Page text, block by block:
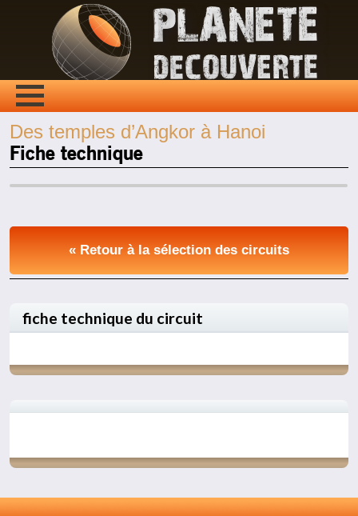
Des temples d’Angkor à Hanoi
Fiche technique
« Retour à la sélection des circuits
fiche technique du circuit